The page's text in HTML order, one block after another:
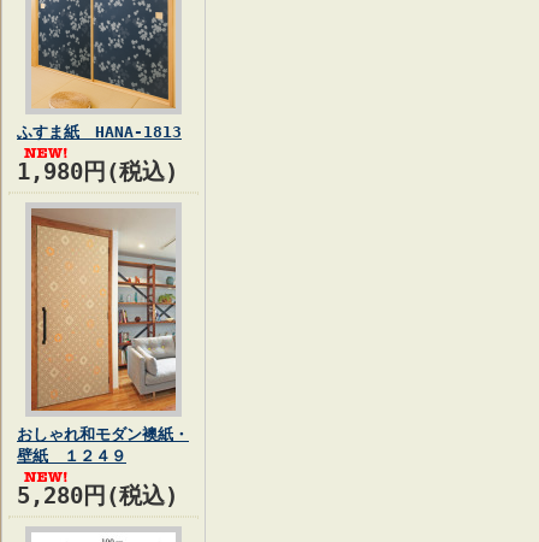
ふすま紙 HANA-1813
1,980円(税込)
おしゃれ和モダン襖紙・
壁紙 １２４９
5,280円(税込)